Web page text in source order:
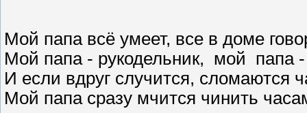
Мой папа всё умеет, все в доме
Мой папа - рукодельник, мой папа -
И если вдруг случится, сломаются
Мой папа сразу мчится чинить